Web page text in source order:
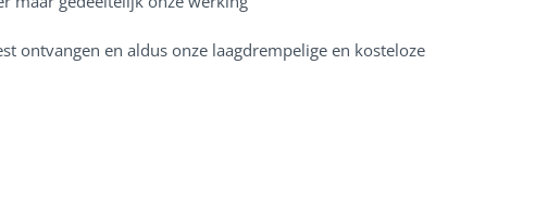
ontvangen en aldus onze laagdrempelige en kosteloze